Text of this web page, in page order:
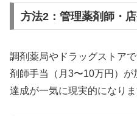
方法2：管理薬剤師・
調剤薬局やドラッグストア
剤師手当（月3〜10万円）が
達成が一気に現実的になりま